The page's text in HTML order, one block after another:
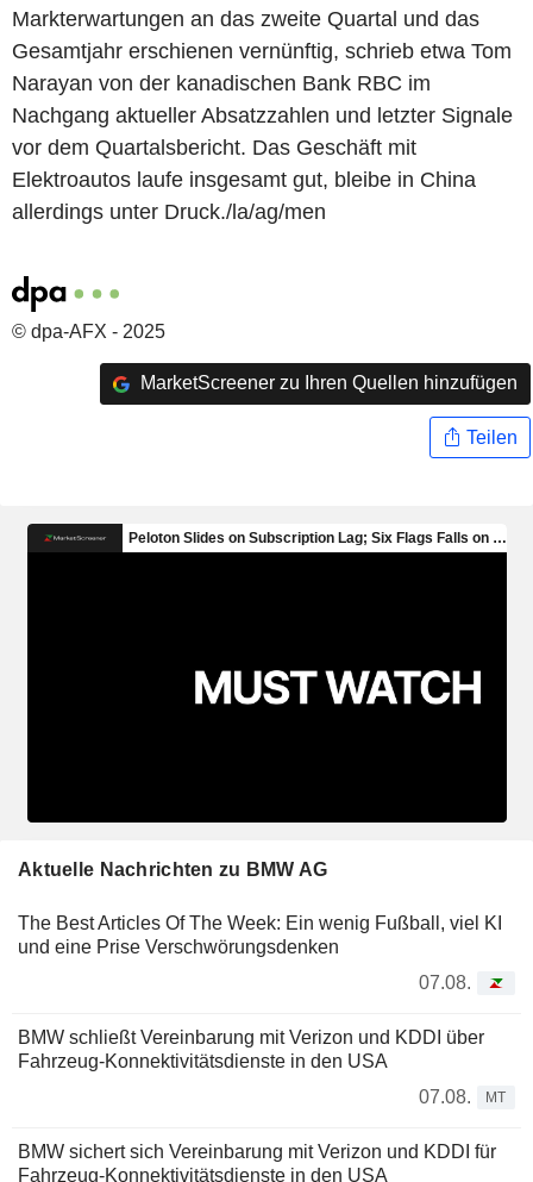
Markterwartungen an das zweite Quartal und das
Gesamtjahr erschienen vernünftig, schrieb etwa Tom
Narayan von der kanadischen Bank RBC im
Nachgang aktueller Absatzzahlen und letzter Signale
vor dem Quartalsbericht. Das Geschäft mit
Elektroautos laufe insgesamt gut, bleibe in China
allerdings unter Druck./la/ag/men
© dpa-AFX - 2025
MarketScreener zu Ihren Quellen hinzufügen
Teilen
Aktuelle Nachrichten zu BMW AG
The Best Articles Of The Week: Ein wenig Fußball, viel KI
und eine Prise Verschwörungsdenken
07.08.
BMW schließt Vereinbarung mit Verizon und KDDI über
Fahrzeug-Konnektivitätsdienste in den USA
07.08.
MT
BMW sichert sich Vereinbarung mit Verizon und KDDI für
Fahrzeug-Konnektivitätsdienste in den USA